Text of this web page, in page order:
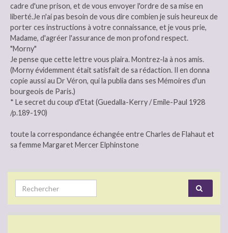
cadre d'une prison, et de vous envoyer l'ordre de sa mise en
liberté.Je n'ai pas besoin de vous dire combien je suis heureux de
porter ces instructions à votre connaissance, et je vous prie,
Madame, d'agréer l'assurance de mon profond respect.
"Morny"
Je pense que cette lettre vous plaira. Montrez-la à nos amis.
(Morny évidemment était satisfait de sa rédaction. Il en donna
copie aussi au Dr Véron, qui la publia dans ses Mémoires d'un
bourgeois de Paris.)
* Le secret du coup d'Etat (Guedalla-Kerry / Emile-Paul 1928
/p.189-190)
toute la correspondance échangée entre Charles de Flahaut et
sa femme Margaret Mercer Elphinstone
Search for: